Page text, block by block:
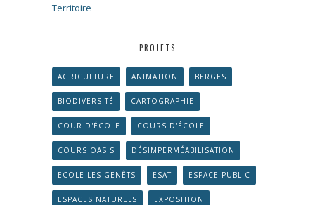
Territoire
PROJETS
AGRICULTURE ANIMATION BERGES
BIODIVERSITÉ CARTOGRAPHIE
COUR D'ÉCOLE COURS D'ÉCOLE
COURS OASIS DÉSIMPERMÉABILISATION
ECOLE LES GENÊTS ESAT ESPACE PUBLIC
ESPACES NATURELS EXPOSITION